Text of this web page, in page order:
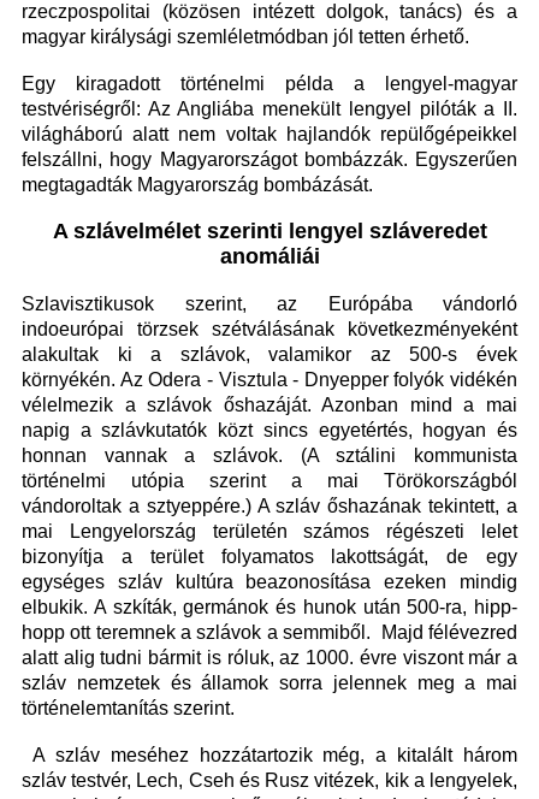
rzeczpospolitai (közösen intézett dolgok, tanács)és a
magyar királysági szemléletmódban jól tetten érhető.
Egy kiragadott történelmi példa a lengyel-magyar
testvériségről: Az Angliába menekült lengyel pilóták a II.
világháború alatt nem voltak hajlandók repülőgépeikkel
felszállni, hogy Magyarországot bombázzák. Egyszerűen
megtagadták Magyarország bombázását.
A szlávelmélet szerinti lengyel szláveredet
anomáliái
Szlavisztikusok szerint, az Európába vándorló
indoeurópai törzsek szétválásának következményeként
alakultak ki a szlávok, valamikor az 500-s évek
környékén. Az Odera - Visztula - Dnyepper folyók vidékén
vélelmezik a szlávok őshazáját. Azonban mind a mai
napig a szlávkutatók közt sincs egyetértés, hogyan és
honnan vannak a szlávok. (A sztálini kommunista
történelmi utópia szerint a mai Törökországból
vándoroltak a sztyeppére.) A szláv őshazának tekintett, a
mai Lengyelország területén számos régészeti lelet
bizonyítja a terület folyamatos lakottságát, de egy
egységes szláv kultúra beazonosítása ezeken mindig
elbukik. A szkíták, germánok és hunok után 500-ra, hipp-
hopp ott teremnek a szlávok a semmiből. Majd félévezred
alatt alig tudni bármit is róluk, az 1000. évre viszont már a
szláv nemzetek és államok sorra jelennek meg a mai
történelemtanítás szerint.
A szláv meséhez hozzátartozik még, a kitalált három
szláv testvér, Lech, Cseh és Rusz vitézek, kik a lengyelek,